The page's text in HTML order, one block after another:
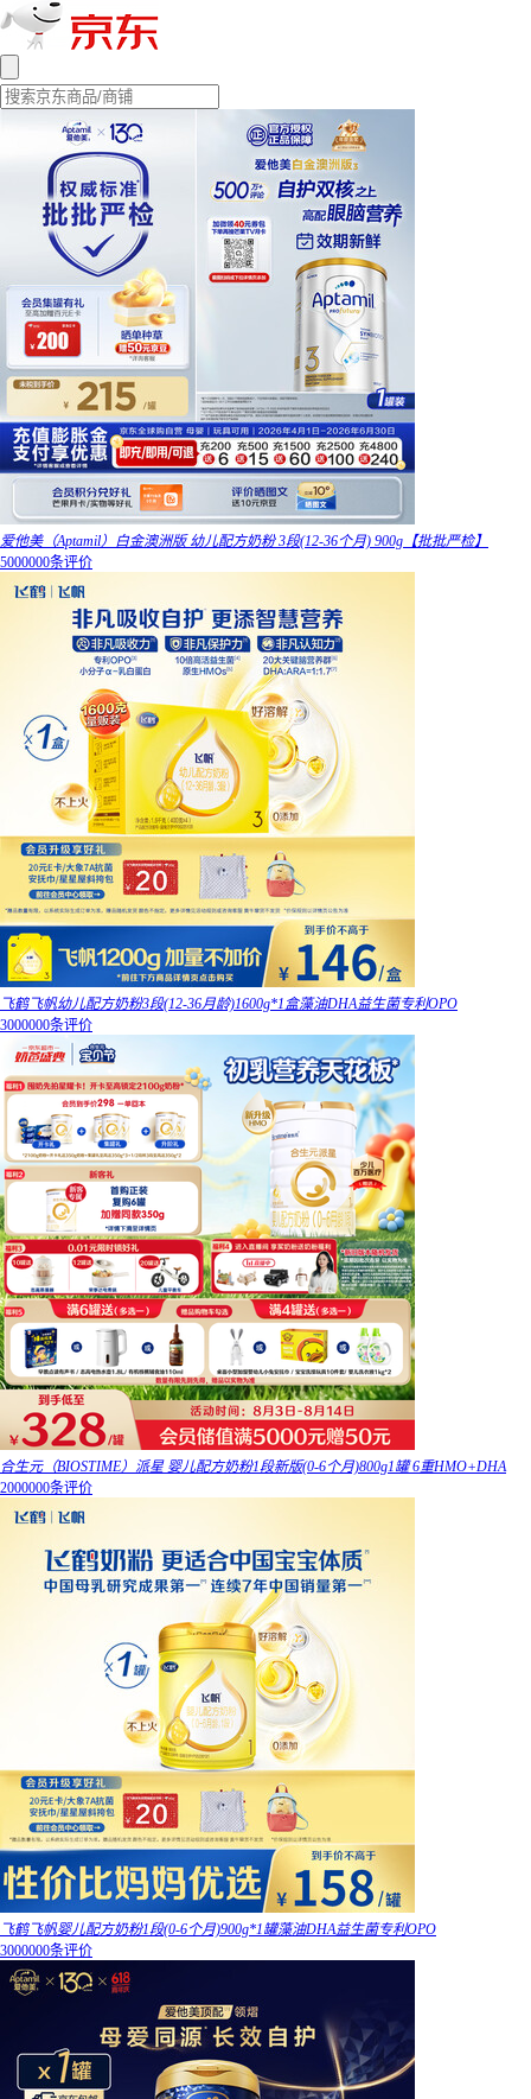
爱他美（Aptamil）白金澳洲版 幼儿配方奶粉 3段(12-36个月) 900g【批批严检】
5000000条评价
飞鹤飞帆幼儿配方奶粉3段(12-36月龄)1600g*1盒藻油DHA益生菌专利OPO
3000000条评价
合生元（BIOSTIME）派星 婴儿配方奶粉1段新版(0-6个月)800g1罐 6重HMO+DHA
2000000条评价
飞鹤飞帆婴儿配方奶粉1段(0-6个月)900g*1罐藻油DHA益生菌专利OPO
3000000条评价